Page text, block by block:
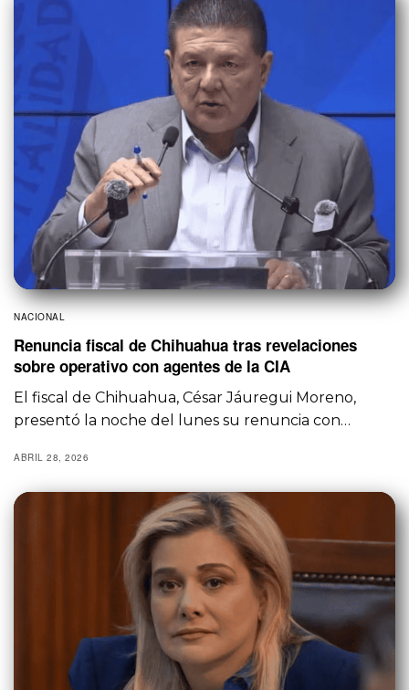
NACIONAL
Renuncia fiscal de Chihuahua tras revelaciones
sobre operativo con agentes de la CIA
El fiscal de Chihuahua, César Jáuregui Moreno,
presentó la noche del lunes su renuncia con…
ABRIL 28, 2026